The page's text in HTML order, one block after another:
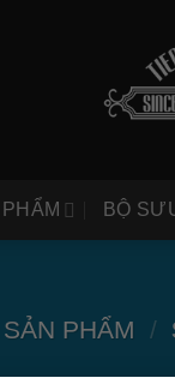
BỘ
SẢN PHẨM /